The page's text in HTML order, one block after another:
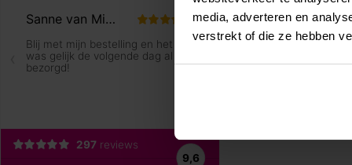
media, adverteren en
verstrekt of die ze hebben